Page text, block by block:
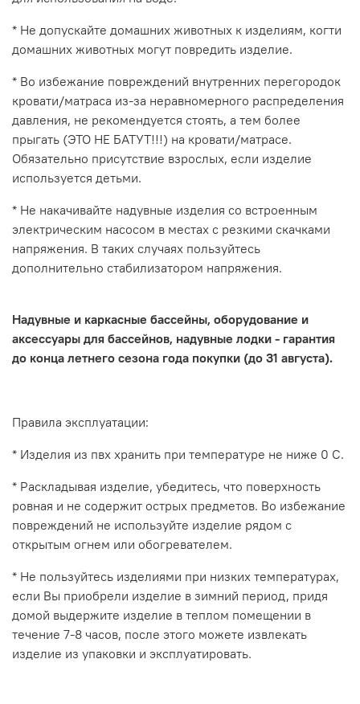
* Не допускайте домашних животных к изделиям, когти
домашних животных могут повредить изделие.
* Во избежание повреждений внутренних перегородок
кровати/матраса из-за неравномерного распределения
давления, не рекомендуется стоять, а тем более
прыгать (ЭТО НЕ БАТУТ!!!) на кровати/матрасе.
Обязательно присутствие взрослых, если изделие
используется детьми.
* Не накачивайте надувные изделия со встроенным
электрическим насосом в местах с резкими скачками
напряжения. В таких случаях пользуйтесь
дополнительно стабилизатором напряжения.
Надувные и каркасные бассейны, оборудование и
аксессуары для бассейнов, надувные лодки - гарантия
до конца летнего сезона года покупки (до 31 августа).
Правила эксплуатации:
* Изделия из пвх хранить при температуре не ниже 0 С.
* Раскладывая изделие, убедитесь, что поверхность
ровная и не содержит острых предметов. Во избежание
повреждений не используйте изделие рядом с
открытым огнем или обогревателем.
* Не пользуйтесь изделиями при низких температурах,
если Вы приобрели изделие в зимний период, придя
домой выдержите изделие в теплом помещении в
течение 7-8 часов, после этого можете извлекать
изделие из упаковки и эксплуатировать.